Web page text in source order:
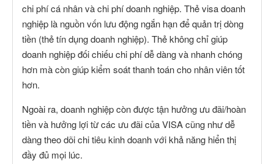
chi phí cá nhân và chi phí doanh nghiệp. Thẻ visa doanh
nghiệp là nguồn vốn lưu động ngắn hạn để quản trị dòng
tiền (thẻ tín dụng doanh nghiệp). Thẻ không chỉ giúp
doanh nghiệp đối chiếu chi phí dễ dàng và nhanh chóng
hơn mà còn giúp kiểm soát thanh toán cho nhân viên tốt
hơn.
Ngoài ra, doanh nghiệp còn được tận hưởng ưu đãi/hoàn
tiền và hưởng lợi từ các ưu đãi của VISA cũng như dễ
dàng theo dõi chi tiêu kinh doanh với khả năng hiển thị
đầy đủ mọi lúc.